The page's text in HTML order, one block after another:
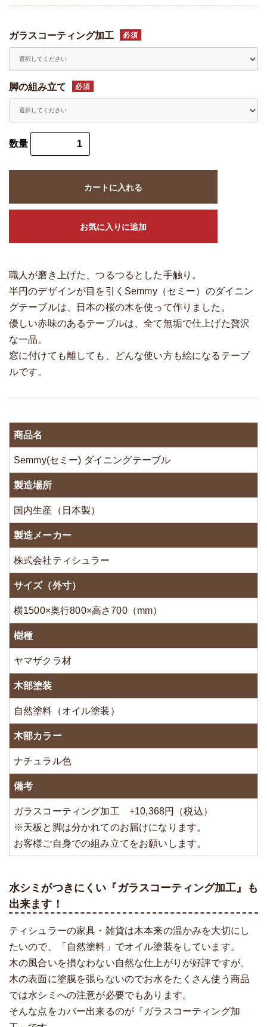
ガラスコーティング加工 必須
脚の組み立て 必須
数量
カートに入れる
お気に入りに追加
職人が磨き上げた、つるつるとした手触り。
半円のデザインが目を引くSemmy（セミー）のダイニン
グテーブルは、日本の桜の木を使って作りました。
優しい赤味のあるテーブルは、全て無垢で仕上げた贅沢
な一品。
窓に付けても離しても、どんな使い方も絵になるテーブ
ルです。
商品名
Semmy(セミー) ダイニングテーブル
製造場所
国内生産（日本製）
製造メーカー
株式会社ティシュラー
サイズ（外寸）
横1500×奥行800×高さ700（mm）
樹種
ヤマザクラ材
木部塗装
自然塗料（オイル塗装）
木部カラー
ナチュラル色
備考
ガラスコーティング加工 +10,368円（税込）
※天板と脚は分かれてのお届けになります。
お客様ご自身での組み立てをお願いします。
水シミがつきにくい『ガラスコーティング加工』も
出来ます！
ティシュラーの家具・雑貨は木本来の温かみを大切にし
たいので、「自然塗料」でオイル塗装をしています。
木の風合いを損なわない自然な仕上がりが好評ですが、
木の表面に塗膜を張らないのでお水をたくさん使う商品
では水シミへの注意が必要でもあります。
そんな点をカバー出来るのが『ガラスコーティング加